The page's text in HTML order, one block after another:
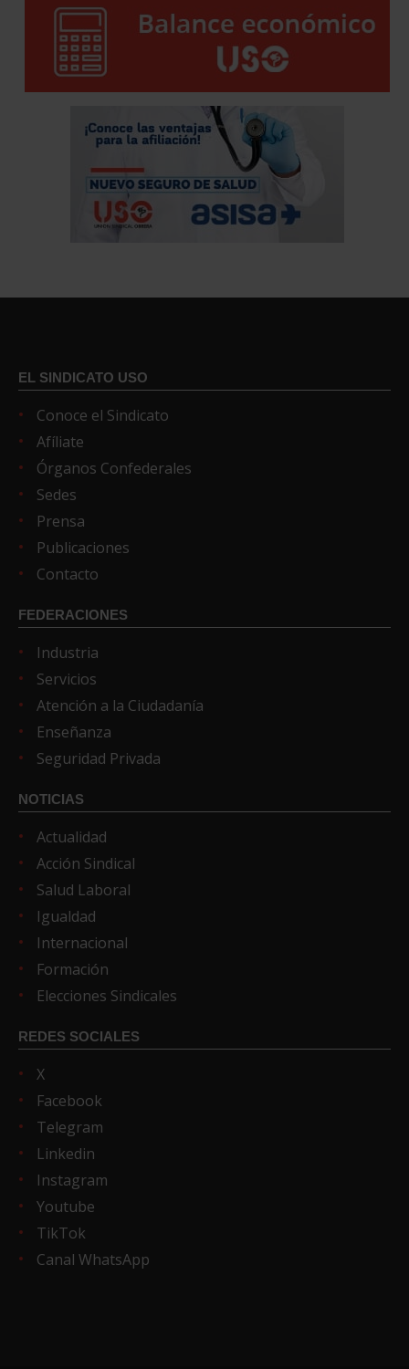
EL SINDICATO USO
Conoce el Sindicato
Afíliate
Órganos Confederales
Sedes
Prensa
Publicaciones
Contacto
FEDERACIONES
Industria
Servicios
Atención a la Ciudadanía
Enseñanza
Seguridad Privada
NOTICIAS
Actualidad
Acción Sindical
Salud Laboral
Igualdad
Internacional
Formación
Elecciones Sindicales
REDES SOCIALES
X
Facebook
Telegram
Linkedin
Instagram
Youtube
TikTok
Canal WhatsApp